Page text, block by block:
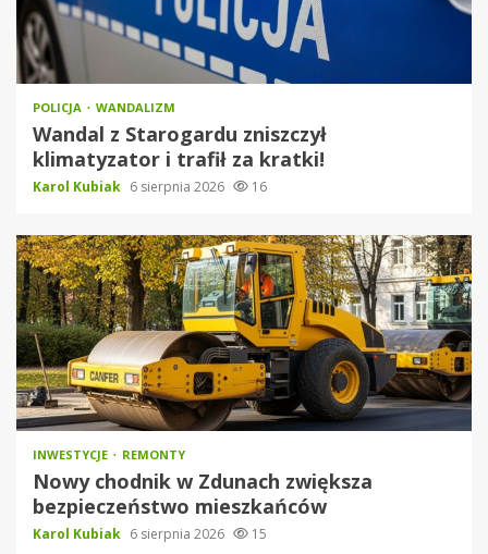
POLICJA WANDALIZM
Wandal z Starogardu zniszczył
klimatyzator i trafił za kratki!
Karol Kubiak 6 sierpnia 2026 16
INWESTYCJE REMONTY
Nowy chodnik w Zdunach zwiększa
bezpieczeństwo mieszkańców
Karol Kubiak 6 sierpnia 2026 15